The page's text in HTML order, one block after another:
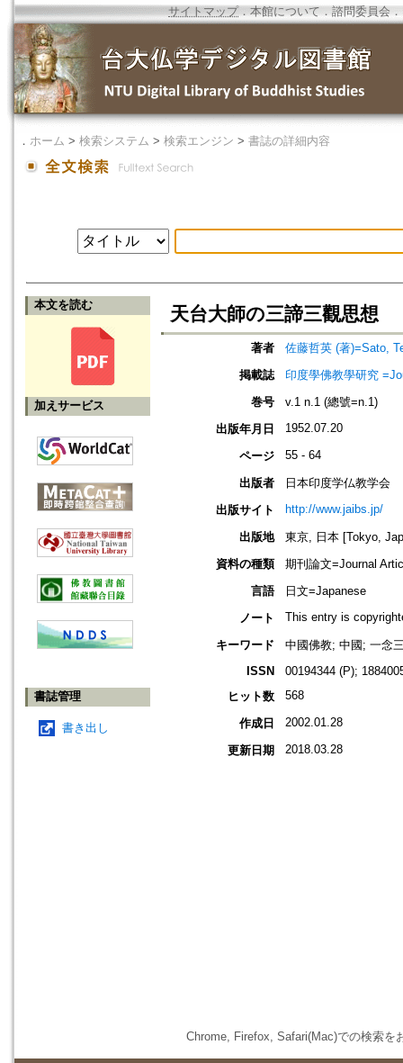
サイトマップ．本館について ． 諮問委員会 ．
． ホーム > 検索システム > 検索エンジン > 書誌の詳細内容
本文を読む
加えサービス
書誌管理
書き出し
天台大師の三諦三觀思想
著者
佐藤哲英 (著)=Sato,
掲載誌
印度學佛教學研究
巻号
v.1 n.1 (總號=n.1)
出版年月日
1952.07.20
ページ 55 - 64
出版者
日本印度学仏教学会
出版サイト
http://www.jaibs.jp/
出版地
東京, 日本 [Tokyo,
資料の種類
期刊論文=Journal
言語
日文=Japanese
ノート
This entry is
キーワード
中國佛教; 中國; 一念
ISSN
00194344 (P);
ヒット数
568
作成日 2002.01.28
更新日期 2018.03.28
Chrome, Firefox, Safari(Mac)での検索を